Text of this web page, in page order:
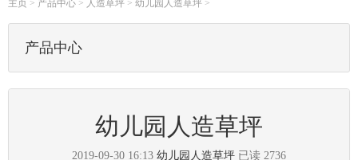
主页 > 产品中心 > 人造草坪 > 幼儿园人造草坪 >
产品中心
幼儿园人造草坪
2019-09-30 16:13 幼儿园人造草坪 已读 2736